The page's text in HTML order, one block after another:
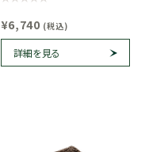
¥6,740 (税込)
詳細を見る